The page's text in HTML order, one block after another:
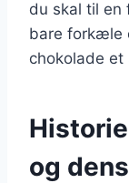
du skal til en
bare forkæle
chokolade et
og